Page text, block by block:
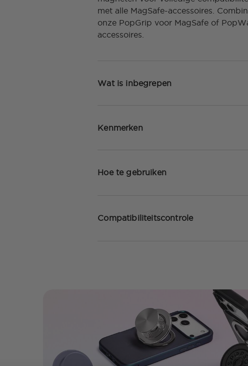
met alle MagSafe-accessoires.
onze PopGrip voor MagSafe of
accessoires.
Wat is inbegrepen
Kenmerken
Hoe te gebruiken
Compatibiliteitscontrole